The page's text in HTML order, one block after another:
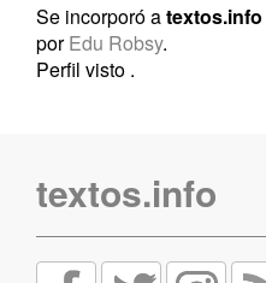
Se incorporó atextos.info
porEdu Robsy.
Perfil visto .
textos.info